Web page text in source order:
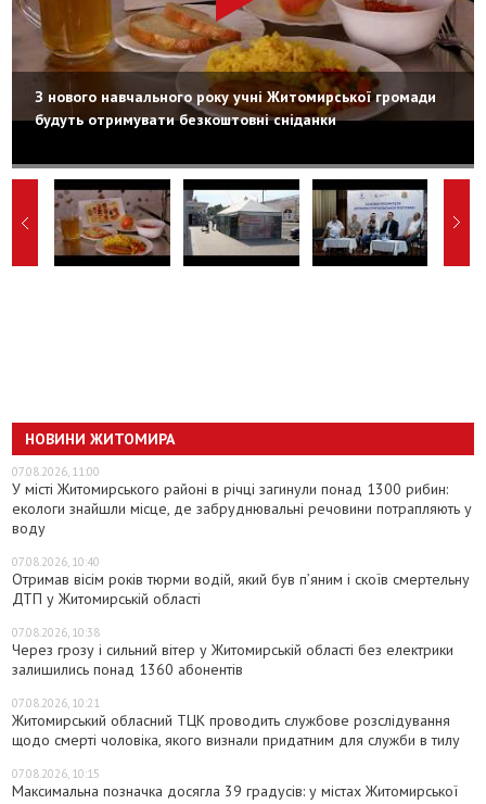
З нового навчального року учні Житомирської громади
будуть отримувати безкоштовні сніданки
НОВИНИ ЖИТОМИРА
07.08.2026, 11:00
У місті Житомирського районі в річці загинули понад 1300 рибин:
екологи знайшли місце, де забруднювальні речовини потрапляють у
воду
07.08.2026, 10:40
Отримав вісім років тюрми водій, який був п’яним і скоїв смертельну
ДТП у Житомирській області
07.08.2026, 10:38
Через грозу і сильний вітер у Житомирській області без електрики
залишились понад 1360 абонентів
07.08.2026, 10:21
Житомирський обласний ТЦК проводить службове розслідування
щодо смерті чоловіка, якого визнали придатним для служби в тилу
07.08.2026, 10:15
Максимальна позначка досягла 39 градусів: у містах Житомирської